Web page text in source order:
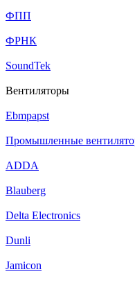
ФПП
ФРНК
SoundTek
Вентиляторы
Ebmpapst
Промышленные
ADDA
Blauberg
Delta Electronics
Dunli
Jamicon